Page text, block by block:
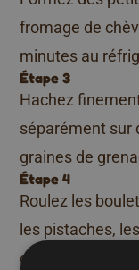
fromage de
minutes au
Étape 3
Hachez
séparément sur
graines de
Étape 4
Roulez les
les pistaches,
de lin. Piquez